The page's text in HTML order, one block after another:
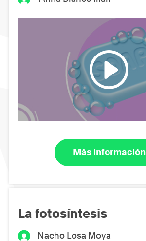
Más información
La fotosíntesis
Nacho Losa Moya